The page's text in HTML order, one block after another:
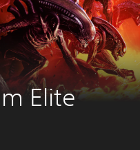
Elite